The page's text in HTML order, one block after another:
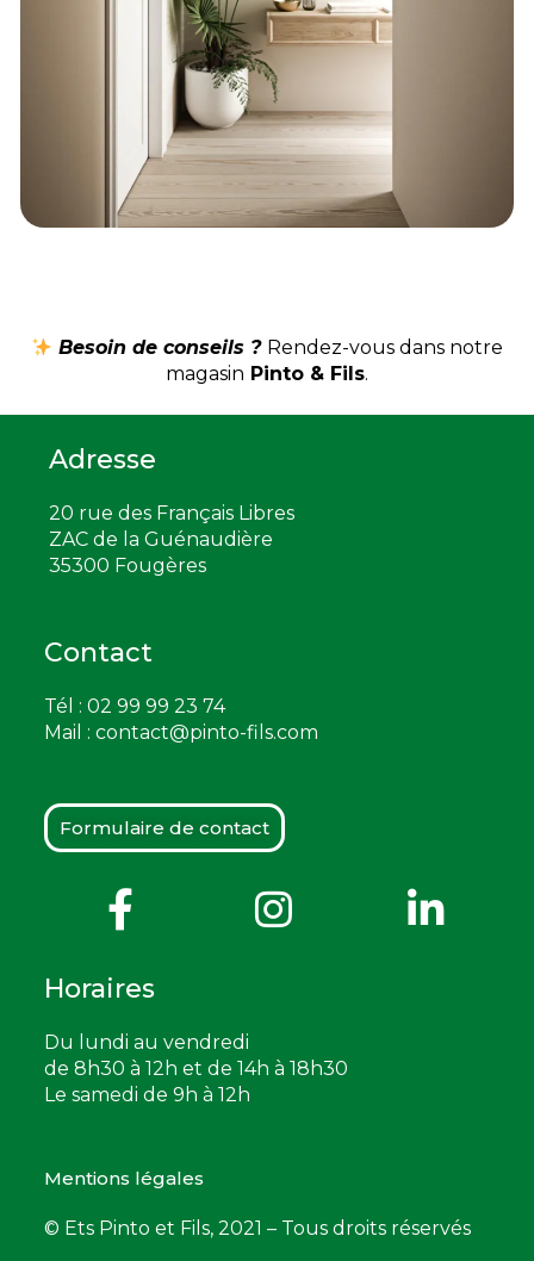
Besoin de conseils ? Rendez-vous dans notre
magasin Pinto & Fils.
Adresse
20 rue des Français Libres
ZAC de la Guénaudière
35300 Fougères
Contact
Tél : 02 99 99 23 74
Mail : contact@pinto-fils.com
Formulaire de contact
Horaires
Du lundi au vendredi
de 8h30 à 12h et de 14h à 18h30
Le samedi de 9h à 12h
Mentions légales
© Ets Pinto et Fils, 2021 – Tous droits réservés